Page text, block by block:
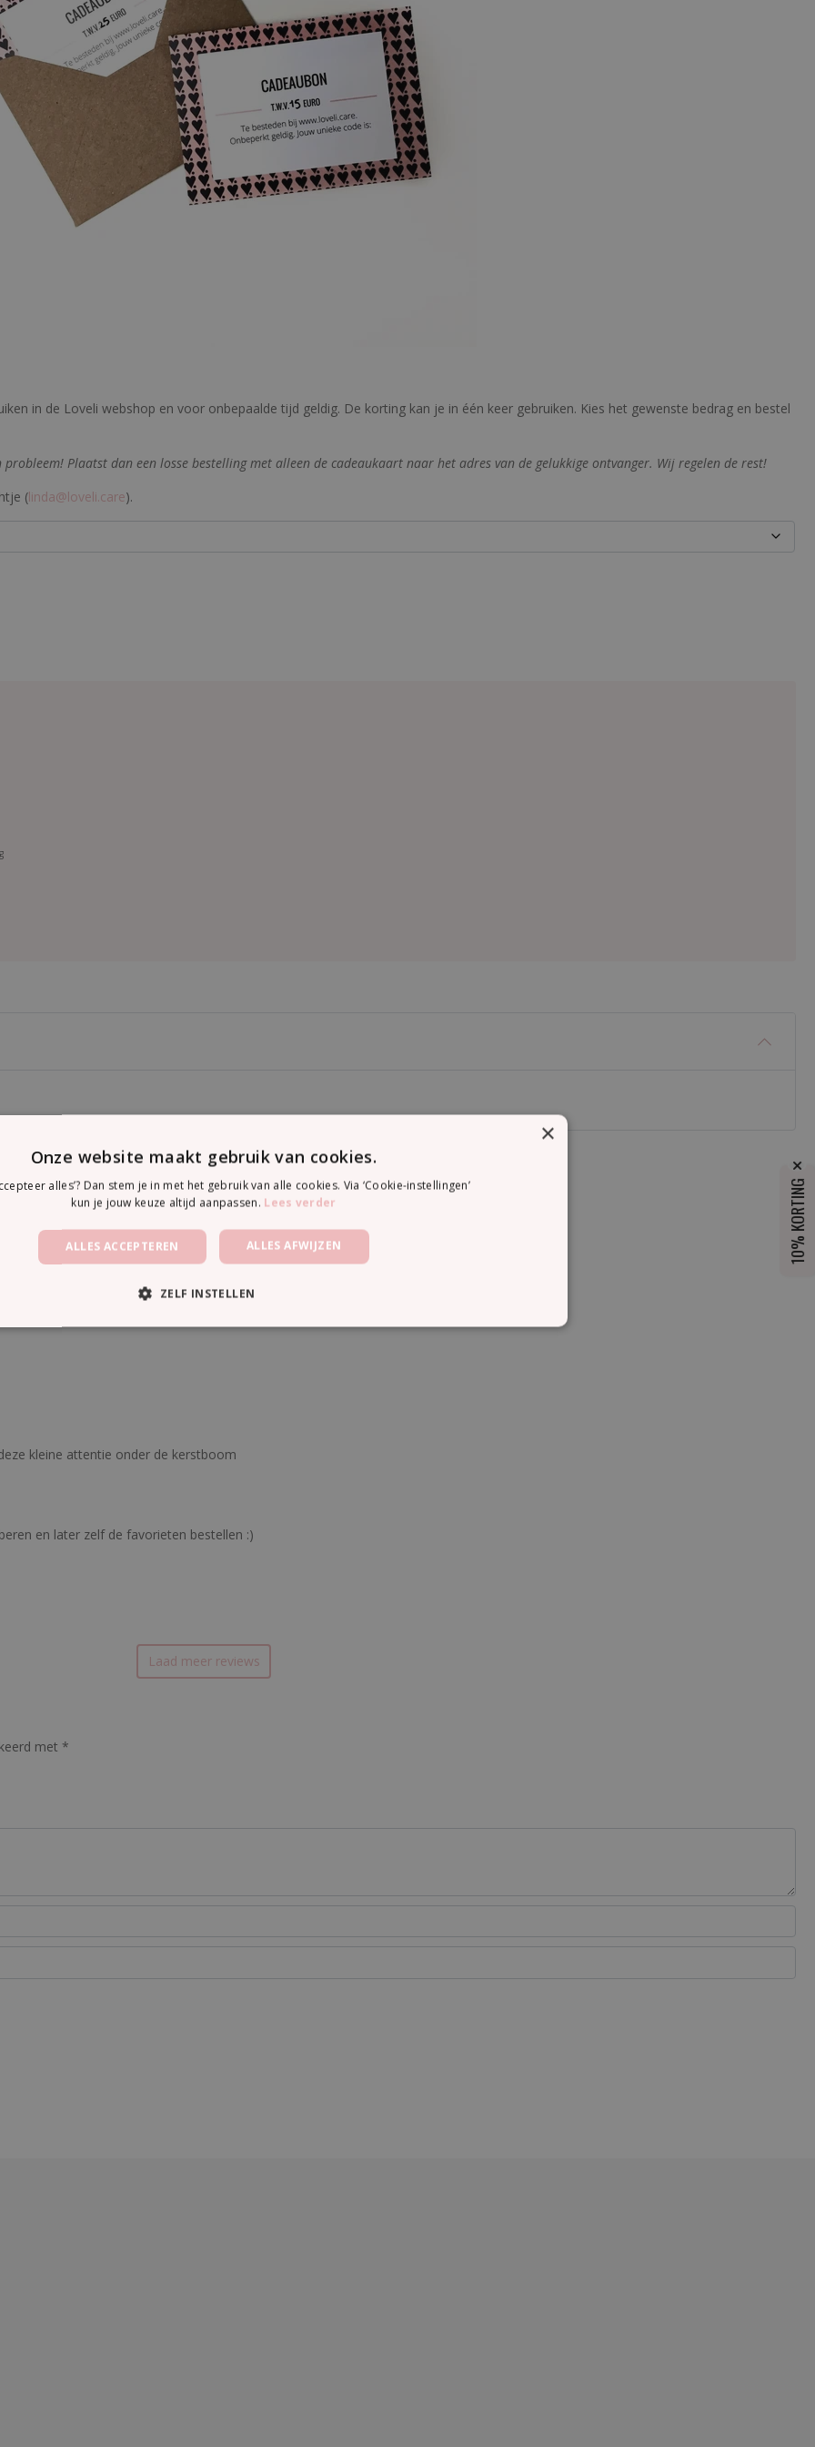
in de Loveli webshop en voor onbepaalde tijd geldig. De korting kan je in één keer gebruiken. Kies het gewenste bedrag en bestel
Plaatst dan een losse bestelling met alleen de cadeaukaart naar het adres van de gelukkige ontvanger. Wij regelen de rest!
(linda@loveli.care).
kleine attentie onder de kerstboom
en later zelf de favorieten bestellen :)
Laad meer reviews
met *
10% KORTING
×
Onze website maakt gebruik van cookies.
alles’? Dan stem je in met het gebruik van alle cookies. Via ‘Cookie-instellingen’
kun je jouw keuze altijd aanpassen. Lees verder
ALLES ACCEPTEREN ALLES AFWIJZEN
ZELF INSTELLEN